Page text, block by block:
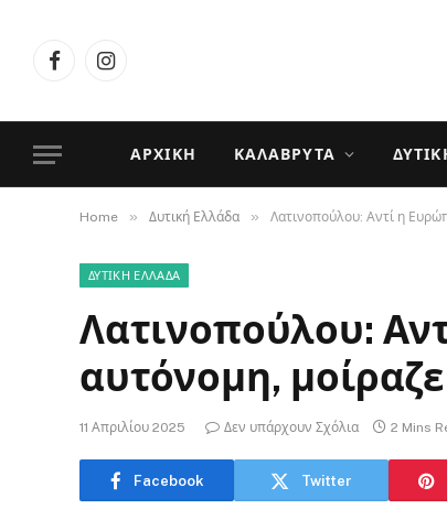
FacebookInstagram
ΑΡΧΙΚΉ ΚΑΛΆΒΡΥΤΑ
Home » Δυτική Ελλάδα » Λατινοπούλου: Αντί η
ΔΥΤΙΚΉ ΕΛΛΆΔΑ
Λατινοπούλου:
αυτόνομη,
11 Απριλίου 2025 Δεν υπάρχουν Σχόλια 2 Mins
Facebook Twitter